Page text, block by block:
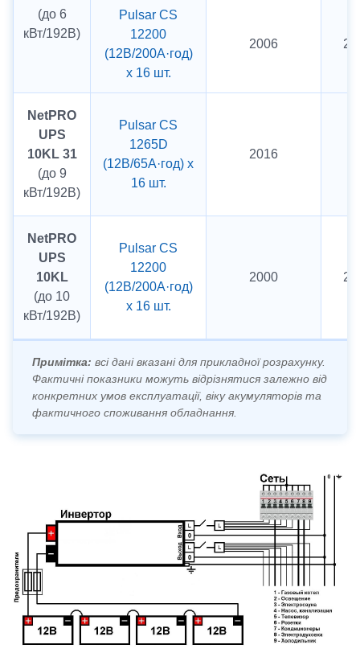
(до 6
кВт/192В)
Pulsar CS
12200
(12В/200А·год)
х 16 шт.
2006 20
NetPRO
UPS
10KL 31
(до 9
кВт/192В)
Pulsar CS
1265D
(12В/65А·год) х
16 шт.
2016
NetPRO
UPS
10KL
(до 10
кВт/192В)
Pulsar CS
12200
(12В/200А·год)
х 16 шт.
2000 20
Примітка: всі дані вказані для прикладної розрахунку.
Фактичні показники можуть відрізнятися залежно від
конкретних умов експлуатації, віку акумуляторів та
фактичного споживання обладнання.